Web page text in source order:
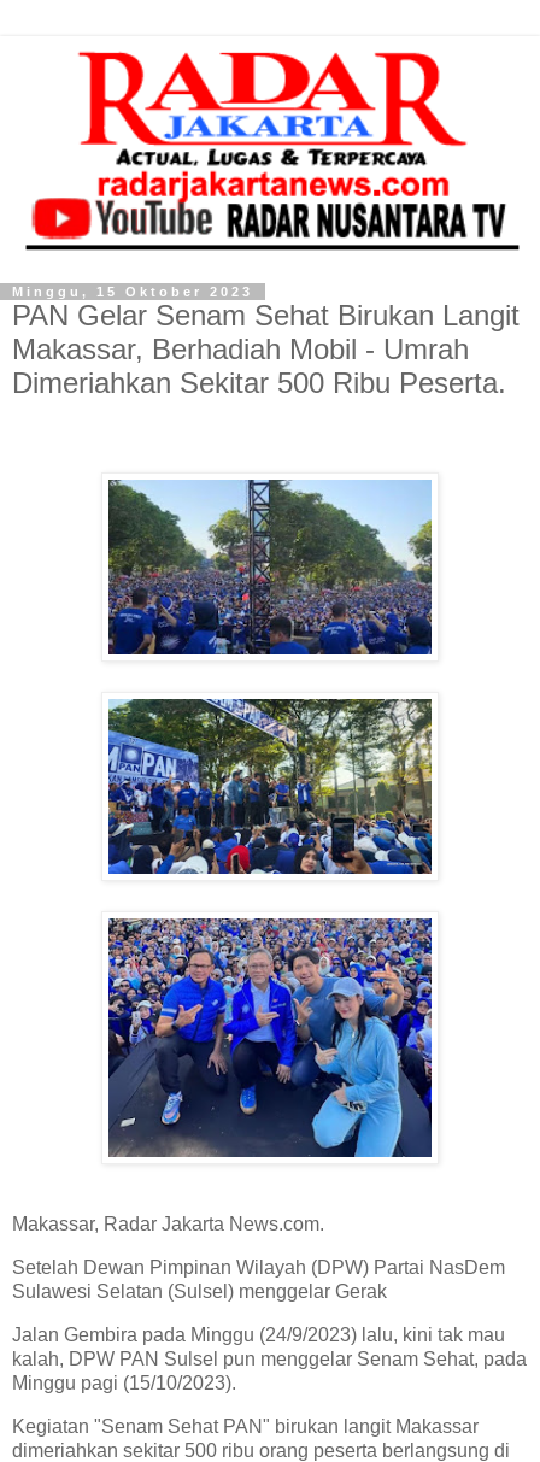
Minggu, 15 Oktober 2023
PAN Gelar Senam Sehat Birukan Langit
Makassar, Berhadiah Mobil - Umrah
Dimeriahkan Sekitar 500 Ribu Peserta.
Makassar, Radar Jakarta News.com.
Setelah Dewan Pimpinan Wilayah (DPW) Partai NasDem
Sulawesi Selatan (Sulsel) menggelar Gerak
Jalan Gembira pada Minggu (24/9/2023) lalu, kini tak mau
kalah, DPW PAN Sulsel pun menggelar Senam Sehat, pada
Minggu pagi (15/10/2023).
Kegiatan "Senam Sehat PAN" birukan langit Makassar
dimeriahkan sekitar 500 ribu orang peserta berlangsung di